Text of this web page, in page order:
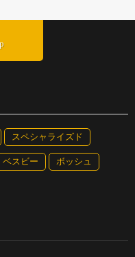
スペシャライズド
ベスビー ボッシュ